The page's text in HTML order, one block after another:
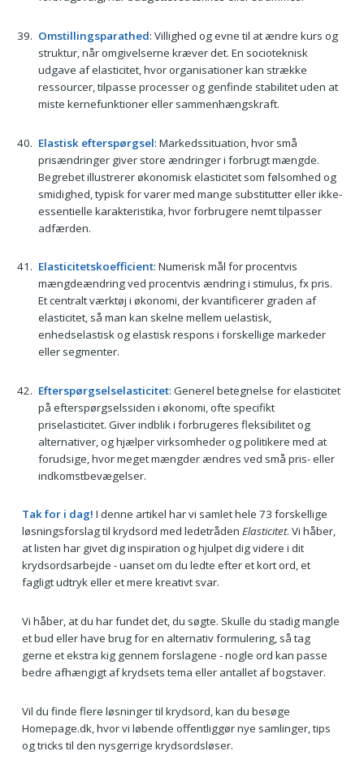
Omstillingsparathed: Villighed og evne til at ændre kurs og
struktur, når omgivelserne kræver det. En socioteknisk
udgave af elasticitet, hvor organisationer kan strække
ressourcer, tilpasse processer og genfinde stabilitet uden at
miste kernefunktioner eller sammenhængskraft.
Elastisk efterspørgsel: Markedssituation, hvor små
prisændringer giver store ændringer i forbrugt mængde.
Begrebet illustrerer økonomisk elasticitet som følsomhed og
smidighed, typisk for varer med mange substitutter eller ikke-
essentielle karakteristika, hvor forbrugere nemt tilpasser
adfærden.
Elasticitetskoefficient: Numerisk mål for procentvis
mængdeændring ved procentvis ændring i stimulus, fx pris.
Et centralt værktøj i økonomi, der kvantificerer graden af
elasticitet, så man kan skelne mellem uelastisk,
enhedselastisk og elastisk respons i forskellige markeder
eller segmenter.
Efterspørgselselasticitet: Generel betegnelse for elasticitet
på efterspørgselssiden i økonomi, ofte specifikt
priselasticitet. Giver indblik i forbrugeres fleksibilitet og
alternativer, og hjælper virksomheder og politikere med at
forudsige, hvor meget mængder ændres ved små pris- eller
indkomstbevægelser.
Tak for i dag! I denne artikel har vi samlet hele 73 forskellige
løsningsforslag til krydsord med ledetråden Elasticitet. Vi håber,
at listen har givet dig inspiration og hjulpet dig videre i dit
krydsordsarbejde - uanset om du ledte efter et kort ord, et
fagligt udtryk eller et mere kreativt svar.
Vi håber, at du har fundet det, du søgte. Skulle du stadig mangle
et bud eller have brug for en alternativ formulering, så tag
gerne et ekstra kig gennem forslagene - nogle ord kan passe
bedre afhængigt af krydsets tema eller antallet af bogstaver.
Vil du finde flere løsninger til krydsord, kan du besøge
Homepage.dk, hvor vi løbende offentliggør nye samlinger, tips
og tricks til den nysgerrige krydsordsløser.